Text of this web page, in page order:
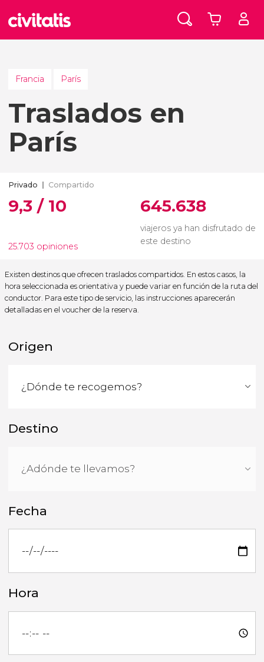
Francia París
Traslados en
París
Privado Compartido
9,3 / 10
25.703 opiniones
645.638
viajeros ya han disfrutado de
este destino
Existen destinos que ofrecen traslados compartidos. En estos casos, la
hora seleccionada es orientativa y puede variar en función de la ruta del
conductor. Para este tipo de servicio, las instrucciones aparecerán
detalladas en el voucher de la reserva.
Origen
Destino
Fecha
Hora